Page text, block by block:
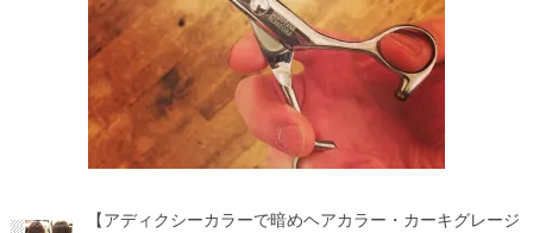
【アディクシーカラーで暗めヘアカラー・カーキグレージ